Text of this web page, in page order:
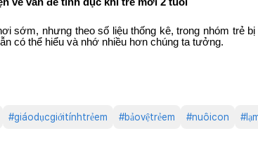
sớm, nhưng theo số liệu thống kê, trong nhóm trẻ
có thể hiểu và nhớ nhiều hơn chúng ta tưởng.
#giáodụcgiớitínhtrẻem #bảovệtrẻem #nuôicon #